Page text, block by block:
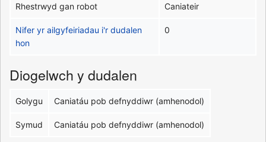
Rhestrwyd gan robot Caniateir
Nifer yr ailgyfeiriadau i'r dudalen
hon
0
Diogelwch y dudalen
Golygu Caniatáu pob defnyddiwr (amhenodol)
Symud Caniatáu pob defnyddiwr (amhenodol)